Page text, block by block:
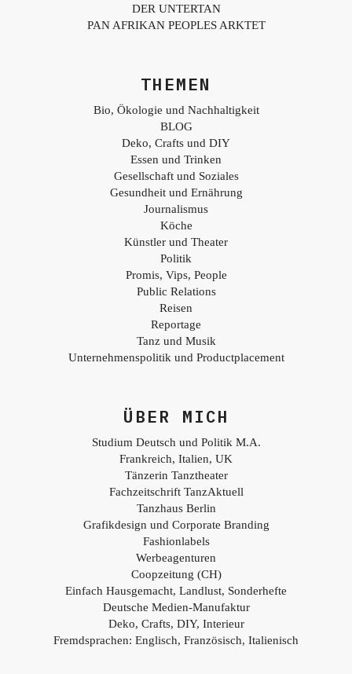
DER UNTERTAN
PAN AFRIKAN PEOPLES ARKTET
THEMEN
Bio, Ökologie und Nachhaltigkeit
BLOG
Deko, Crafts und DIY
Essen und Trinken
Gesellschaft und Soziales
Gesundheit und Ernährung
Journalismus
Köche
Künstler und Theater
Politik
Promis, Vips, People
Public Relations
Reisen
Reportage
Tanz und Musik
Unternehmenspolitik und Productplacement
ÜBER MICH
Studium Deutsch und Politik M.A.
Frankreich, Italien, UK
Tänzerin Tanztheater
Fachzeitschrift TanzAktuell
Tanzhaus Berlin
Grafikdesign und Corporate Branding
Fashionlabels
Werbeagenturen
Coopzeitung (CH)
Einfach Hausgemacht, Landlust, Sonderhefte
Deutsche Medien-Manufaktur
Deko, Crafts, DIY, Interieur
Fremdsprachen: Englisch, Französisch, Italienisch